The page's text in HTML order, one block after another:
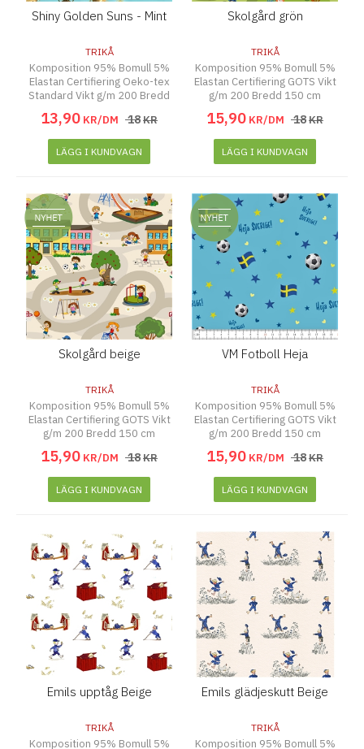
Shiny Golden Suns - Mint
TRIKÅ
Komposition 95% Bomull 5%
Elastan Certifiering Oeko-tex
Standard Vikt g/m 200 Bredd
13,90 KR/DM 18KR
LÄGG I KUNDVAGN
Skolgård grön
TRIKÅ
Komposition 95% Bomull 5%
Elastan Certifiering GOTS Vikt
g/m 200 Bredd 150 cm
15,90 KR/DM 18KR
LÄGG I KUNDVAGN
Skolgård beige
TRIKÅ
Komposition 95% Bomull 5%
Elastan Certifiering GOTS Vikt
g/m 200 Bredd 150 cm
15,90 KR/DM 18KR
LÄGG I KUNDVAGN
VM Fotboll Heja
TRIKÅ
Komposition 95% Bomull 5%
Elastan Certifiering GOTS Vikt
g/m 200 Bredd 150 cm
15,90 KR/DM 18KR
LÄGG I KUNDVAGN
Emils upptåg Beige
TRIKÅ
Komposition 95% Bomull 5%
Emils glädjeskutt Beige
TRIKÅ
Komposition 95% Bomull 5%